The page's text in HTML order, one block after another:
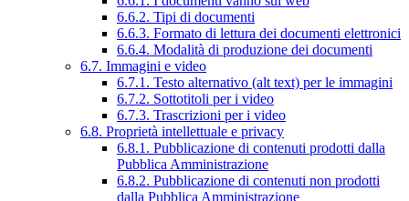
6.6.2. Tipi di documenti
6.6.3. Formato di lettura dei documenti elettronici
6.6.4. Modalità di produzione dei documenti
6.7. Immagini e video
6.7.1. Testo alternativo (alt text) per le immagini
6.7.2. Sottotitoli per i video
6.7.3. Trascrizioni per i video
6.8. Proprietà intellettuale e privacy
6.8.1. Pubblicazione di contenuti prodotti dalla
Pubblica Amministrazione
6.8.2. Pubblicazione di contenuti non prodotti
dalla Pubblica Amministrazione